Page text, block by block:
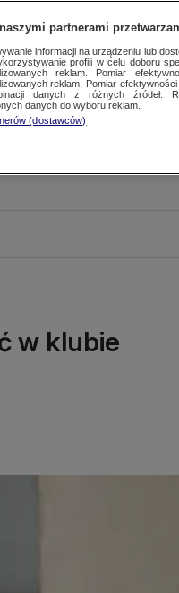
w klubie
partnerami
informacji na urządzeniu lub
profili w celu doboru
reklam. Pomiar
reklam. Pomiar
danych z różnych źródeł.
danych do wyboru reklam.
(dostawców)